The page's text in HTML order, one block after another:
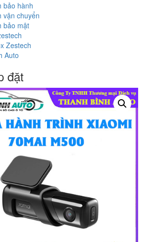
bảo hành
vận chuyển
bảo mật
Zestech
Auto
đặt